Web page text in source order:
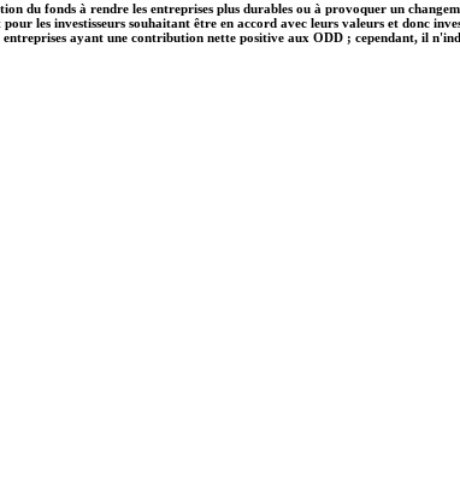
du fonds à rendre les entreprises plus durables ou à provoquer un
les investisseurs souhaitant être en accord avec leurs valeurs et donc
entreprises ayant une contribution nette positive aux ODD ; cependant, il